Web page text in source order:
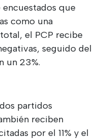
que
como una
el PCP recibe
seguido del
un 23%.
partidos
reciben
por el 11% y el